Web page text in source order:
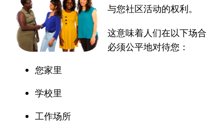
与您社区活动的权利。
这意味着人们在以下场合
必须公平地对待您：
您家里
学校里
工作场所